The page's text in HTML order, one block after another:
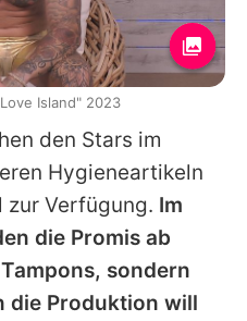
den Stars im
Hygieneartikeln
zur Verfügung. Im
die Promis ab
sondern
die Produktion will
Island" 2023